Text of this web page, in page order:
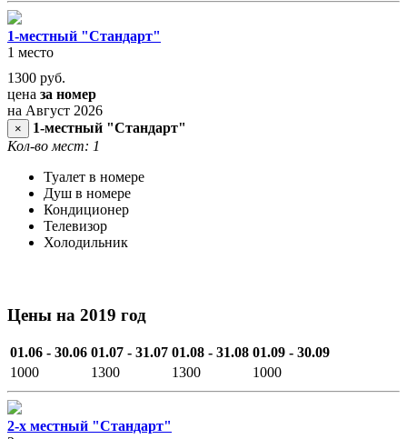
1-местный "Стандарт"
1 место
1300 руб.
цена за номер
на Август 2026
×
1-местный "Стандарт"
Кол-во мест: 1
Туалет в номере
Душ в номере
Кондиционер
Телевизор
Холодильник
Цены на 2019 год
01.06 - 30.06 01.07 - 31.07 01.08 - 31.08 01.09 - 30.09
1000
1300 1300 1000
2-х местный "Стандарт"